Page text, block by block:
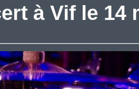
à Vif le 14